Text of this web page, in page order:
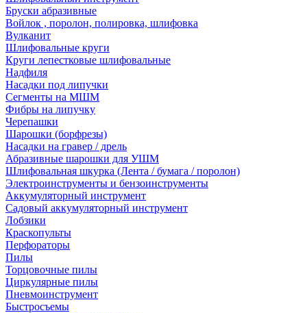
Бруски абразивные
Войлок , поролон, полировка, шлифовка
Вулканит
Шлифовальные круги
Круги лепестковые шлифовальные
Надфиля
Насадки под липучки
Сегменты на МШМ
Фибры на липучку
Черепашки
Шарошки (борфрезы)
Насадки на гравер / дрель
Абразивные шарошки для УШМ
Шлифовальная шкурка (Лента / бумага / поролон)
Электроинструменты и бензоинструменты
Аккумуляторный инструмент
Садовый аккумуляторный инструмент
Лобзики
Краскопульты
Перфораторы
Пилы
Торцовочные пилы
Циркулярные пилы
Пневмоинструмент
Быстросъемы